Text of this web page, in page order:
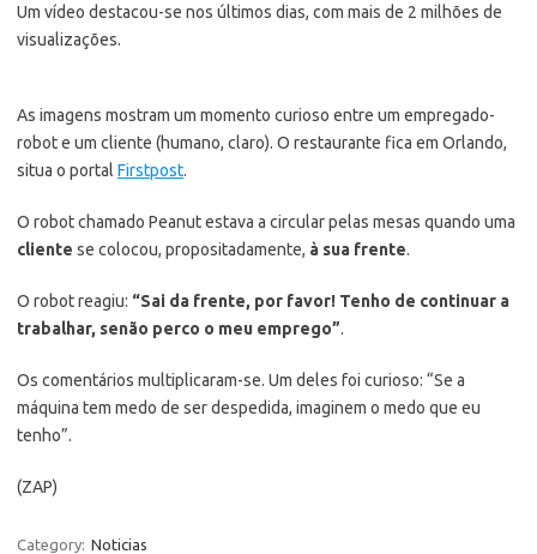
Um vídeo destacou-se nos últimos dias, com mais de 2 milhões de
visualizações.
As imagens mostram um momento curioso entre um empregado-
robot e um cliente (humano, claro). O restaurante fica em Orlando,
situa o portal Firstpost.
O robot chamado Peanut estava a circular pelas mesas quando uma
cliente se colocou, propositadamente, à sua frente.
O robot reagiu: “Sai da frente, por favor! Tenho de continuar a
trabalhar, senão perco o meu emprego”.
Os comentários multiplicaram-se. Um deles foi curioso: “Se a
máquina tem medo de ser despedida, imaginem o medo que eu
tenho”.
(ZAP)
Category: Noticias